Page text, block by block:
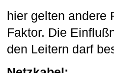
hier gelten andere
Faktor. Die
den Leitern darf